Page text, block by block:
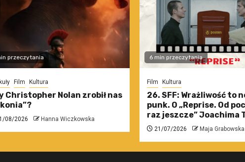
przeczytania
Film Kultura
Christopher Nolan zrobił nas
08/2026 Hanna Wiczkowska
6 min przeczytania
Film Kultura
26. SFF: Wrażliwość to
punk. O „Reprise. Od
raz jeszcze” Joachima
21/07/2026 Maja Grabowska